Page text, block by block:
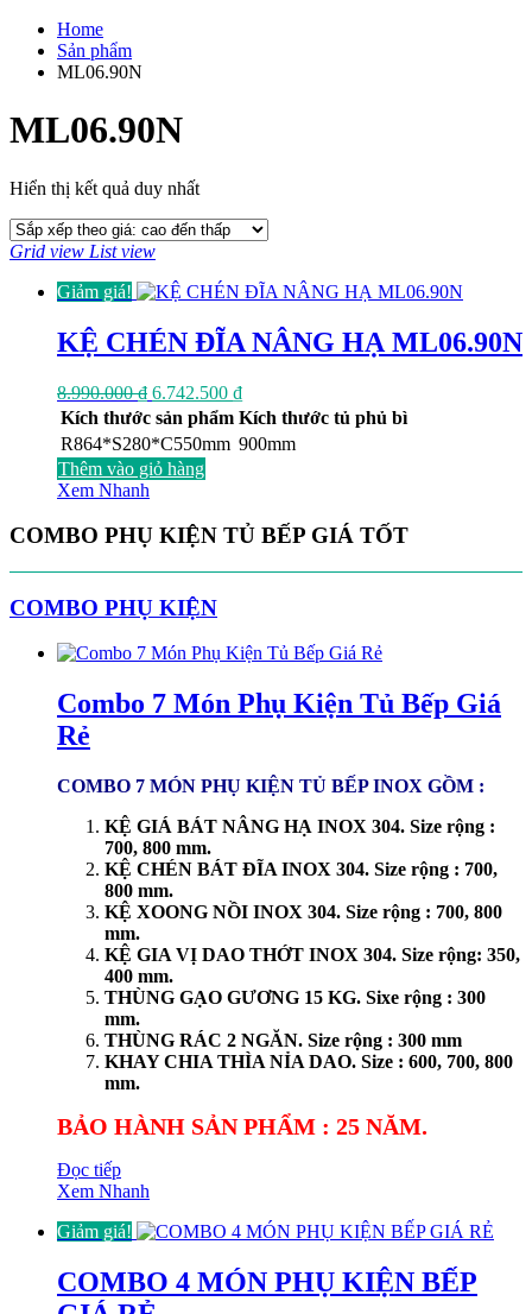
Home
Sản phẩm
ML06.90N
ML06.90N
Hiển thị kết quả duy nhất
Grid view List view
Giảm giá!
KỆ CHÉN ĐĨA NÂNG HẠ ML06.90N
8.990.000₫ Giá
gốc
là:
8.990.000 ₫.
6.742.500 ₫Giá
hiện
tại
là:
Kích thước sản phẩm Kích thước tủ phủ bì
R864*S280*C550mm 900mm
Thêm vào giỏ hàng
Xem Nhanh
COMBO PHỤ KIỆN TỦ BẾP GIÁ TỐT
COMBO PHỤ KIỆN
Combo 7 Món Phụ Kiện Tủ Bếp Giá
Rẻ
COMBO 7 MÓN PHỤ KIỆN TỦ BẾP INOX GỒM :
KỆ GIÁ BÁT NÂNG HẠ INOX 304. Size rộng :
700, 800 mm.
KỆ CHÉN BÁT ĐĨA INOX 304. Size rộng : 700,
800 mm.
KỆ XOONG NỒI INOX 304. Size rộng : 700, 800
mm.
KỆ GIA VỊ DAO THỚT INOX 304. Size rộng: 350,
400 mm.
THÙNG GẠO GƯƠNG 15 KG. Sixe rộng : 300
mm.
THÙNG RÁC 2 NGĂN. Size rộng : 300 mm
KHAY CHIA THÌA NỈA DAO. Size : 600, 700, 800
mm.
BẢO HÀNH SẢN PHẨM : 25 NĂM.
Đọc tiếp
Xem Nhanh
Giảm giá!
COMBO 4 MÓN PHỤ KIỆN BẾP